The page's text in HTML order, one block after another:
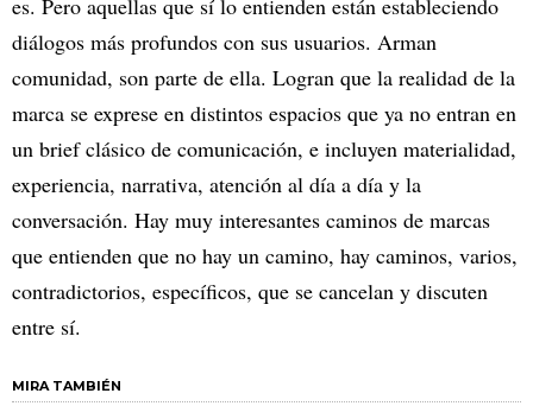
es. Pero aquellas que sí lo entienden están estableciendo
diálogos más profundos con sus usuarios. Arman
comunidad, son parte de ella. Logran que la realidad de la
marca se exprese en distintos espacios que ya no entran en
un brief clásico de comunicación, e incluyen materialidad,
experiencia, narrativa, atención al día a día y la
conversación. Hay muy interesantes caminos de marcas
que entienden que no hay un camino, hay caminos, varios,
contradictorios, específicos, que se cancelan y discuten
entre sí.
MIRA TAMBIÉN